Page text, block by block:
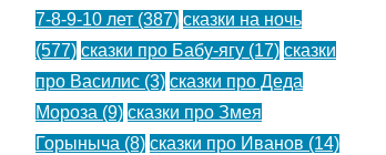
7-8-9-10 лет (387) сказки на ночь
(577) сказки про Бабу-ягу (17) сказки
про Василис (3) сказки про Деда
Мороза (9) сказки про Змея
Горыныча (8) сказки про Иванов (14)